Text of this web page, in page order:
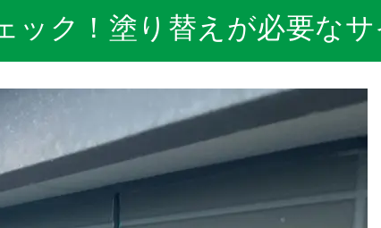
ック！塗り替えが必要な